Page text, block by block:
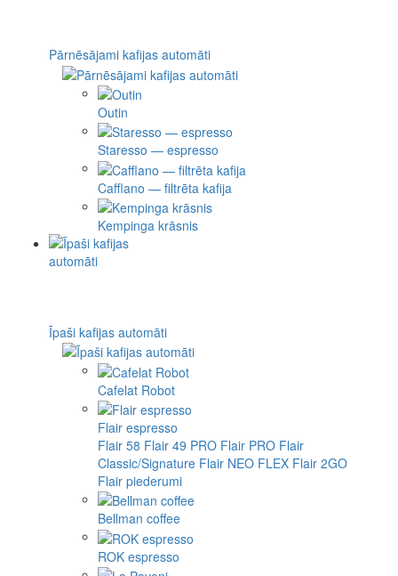
Pārnēsājami kafijas automāti
Outin
Staresso — espresso
Cafflano — filtrēta kafija
Kempinga krāsnis
Īpaši kafijas automāti
Cafelat Robot
Flair espresso
Flair 58 Flair 49 PRO Flair PRO Flair
Classic/Signature Flair NEO FLEX Flair 2GO
Flair piederumi
Bellman coffee
ROK espresso